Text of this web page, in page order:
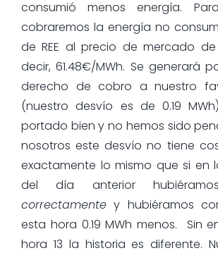
consumió menos energía.
cobraremos la energía no
de REE al precio de mercado
decir, 61.48€/MWh. Se generará
derecho de cobro a nuestro
(nuestro desvío es de 0.19
portado bien y no hemos sido
nosotros este desvío no tiene
exactamente lo mismo que si en
del día anterior
correctamentey hubiéramos
esta hora 0.19 MWh menos. Sin
hora 13 la historia es diferente.